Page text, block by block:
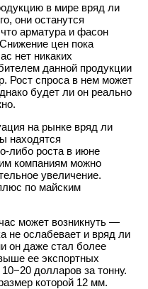
в мире вряд ли
они останутся
арматура и фасон
цен пока
нет никаких
данной продукции
Рост спроса в нем может
будет ли он реально
на рынке вряд ли
находятся
либо роста в июне
компаниям можно
увеличение.
по майским
может возникнуть —
не ослабевает и вряд ли
он даже стал более
ее экспортных
долларов за тонну.
которой 12 мм.